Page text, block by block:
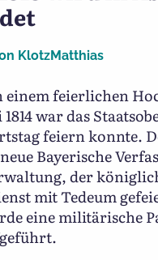
KlotzMatthias
einem feierlichen
war das
feiern konnte.
Bayerische
der
mit Tedeum
eine militärische